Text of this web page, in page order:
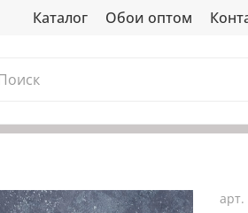
Каталог Обои оптом
арт.